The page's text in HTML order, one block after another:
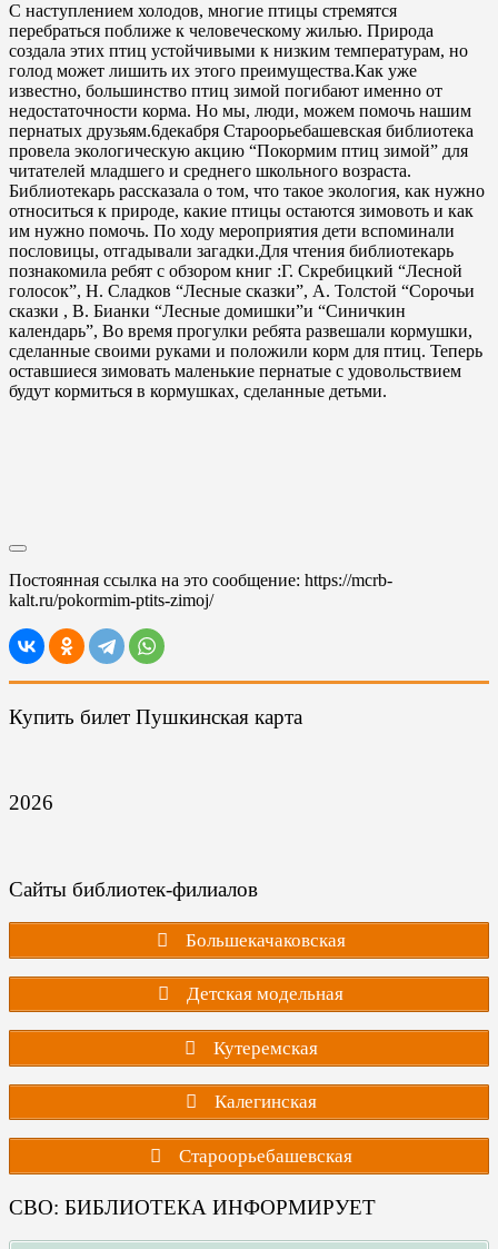
С наступлением холодов, многие птицы стремятся
перебраться поближе к человеческому жилью. Природа
создала этих птиц устойчивыми к низким температурам, но
голод может лишить их этого преимущества.Как уже
известно, большинство птиц зимой погибают именно от
недостаточности корма. Но мы, люди, можем помочь нашим
пернатых друзьям.6декабря Староорьебашевская библиотека
провела экологическую акцию “Покормим птиц зимой” для
читателей младшего и среднего школьного возраста.
Библиотекарь рассказала о том, что такое экология, как нужно
относиться к природе, какие птицы остаются зимовоть и как
им нужно помочь. По ходу мероприятия дети вспоминали
пословицы, отгадывали загадки.Для чтения библиотекарь
познакомила ребят с обзором книг :Г. Скребицкий “Лесной
голосок”, Н. Сладков “Лесные сказки”, А. Толстой “Сорочьи
сказки , В. Бианки “Лесные домишки”и “Синичкин
календарь”, Во время прогулки ребята развешали кормушки,
сделанные своими руками и положили корм для птиц. Теперь
оставшиеся зимовать маленькие пернатые с удовольствием
будут кормиться в кормушках, сделанные детьми.
Постоянная ссылка на это сообщение: https://mcrb-
kalt.ru/pokormim-ptits-zimoj/
Купить билет Пушкинская карта
2026
Сайты библиотек-филиалов
Большекачаковская
Детская модельная
Кутеремская
Калегинская
Староорьебашевская
СВО: БИБЛИОТЕКА ИНФОРМИРУЕТ